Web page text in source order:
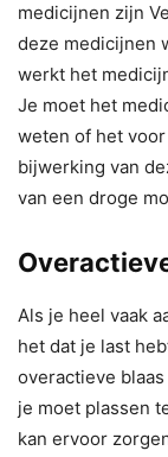
medicijnen zijn
deze medicijnen
werkt het
Je moet het
weten of het
bijwerking van
van een droge
Als je heel vaak
het dat je last
overactieve
je moet plassen
kan ervoor